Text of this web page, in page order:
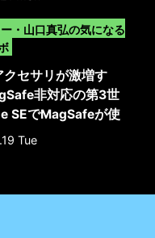
・山口真弘の気になる
クセサリが激増す
非対応の第3世
SEでMagSafeが使
ース
Tue